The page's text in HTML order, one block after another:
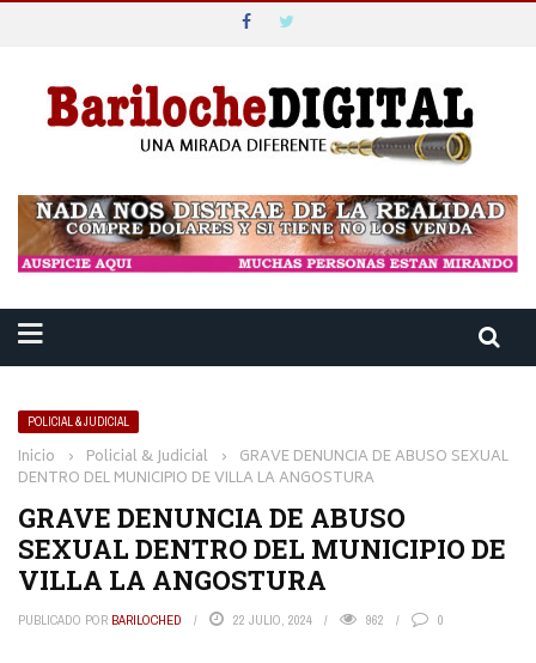
POLICIAL & JUDICIAL
Inicio › Policial & Judicial › GRAVE DENUNCIA DE ABUSO SEXUAL
DENTRO DEL MUNICIPIO DE VILLA LA ANGOSTURA
GRAVE DENUNCIA DE ABUSO
SEXUAL DENTRO DEL MUNICIPIO DE
VILLA LA ANGOSTURA
PUBLICADO POR BARILOCHED 22 JULIO, 2024 962 0